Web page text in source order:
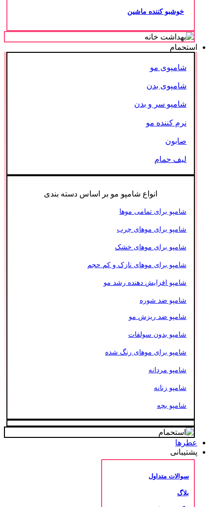
خوشبو کننده ماشین
استحمام
شامپوی مو
شامپوی بدن
شامپو سر و بدن
نرم کننده مو
صابون
لیف حمام
انواع شامپو مو بر اساس دسته بندی
شامپو برای تمامی موها
شامپو برای موهای چرب
شامپو برای موهای خشک
شامپو برای موهای نازک و کم حجم
شامپو افزایش دهنده رشد مو
شامپو ضد شوره
شامپو ضد ریزش مو
شامپو بدون سولفات
شامپو برای موهای رنگ شده
شامپو مردانه
شامپو زنانه
شامپو بچه
عطرها
پشتیبانی
سوالات متداول
بلاگ